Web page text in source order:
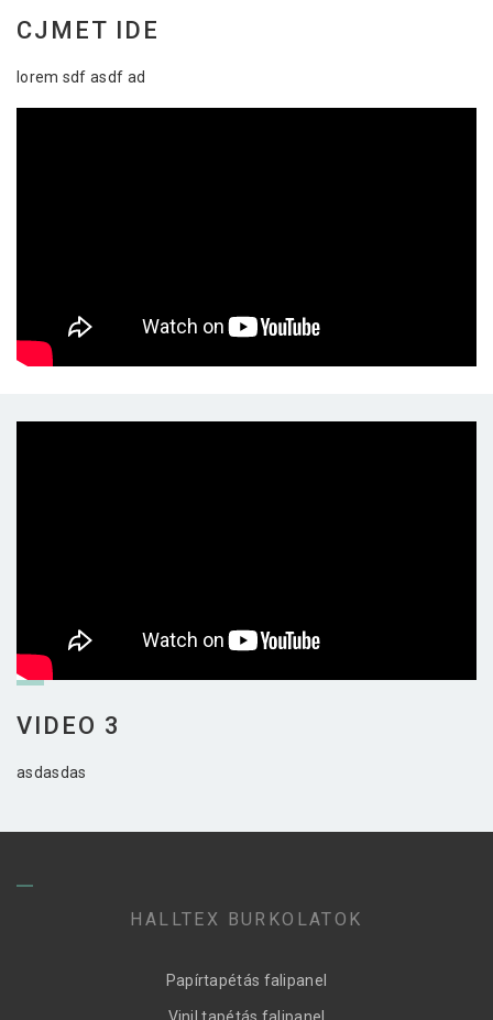
CJMET IDE
lorem sdf asdf ad
VIDEO 3
asdasdas
HALLTEX BURKOLATOK
Papírtapétás falipanel